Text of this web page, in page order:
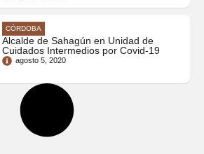
CÓRDOBA
Alcalde de Sahagún en Unidad de
Cuidados Intermedios por Covid-19
agosto 5, 2020